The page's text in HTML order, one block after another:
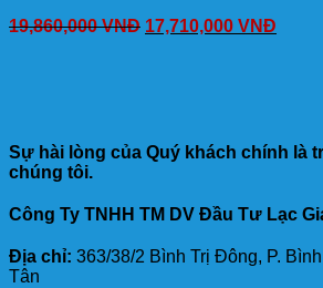
19,860,000VNĐ 17,710,000 VNĐ
Sự hài lòng của Quý khách chính là
chúng tôi.
Công Ty TNHH TM DV Đầu Tư Lạc
Địa chỉ: 363/38/2 Bình Trị Đông, P.
Tân